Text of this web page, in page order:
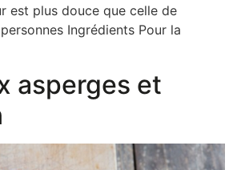
est plus douce que celle de
Ingrédients Pour la
asperges et